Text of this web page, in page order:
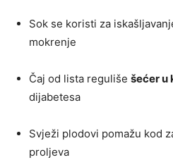
Sok se koristi za
mokrenje
Čaj od lista reguliše šećer u
dijabetesa
Svježi plodovi pomažu kod
proljeva